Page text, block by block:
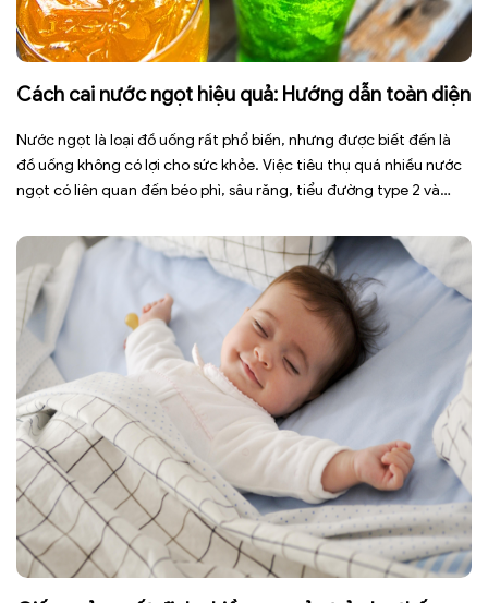
Cách cai nước ngọt hiệu quả: Hướng dẫn toàn diện
Nước ngọt là loại đồ uống rất phổ biến, nhưng được biết đến là
đồ uống không có lợi cho sức khỏe. Việc tiêu thụ quá nhiều nước
ngọt có liên quan đến béo phì, sâu răng, tiểu đường type 2 và
chỉ […]